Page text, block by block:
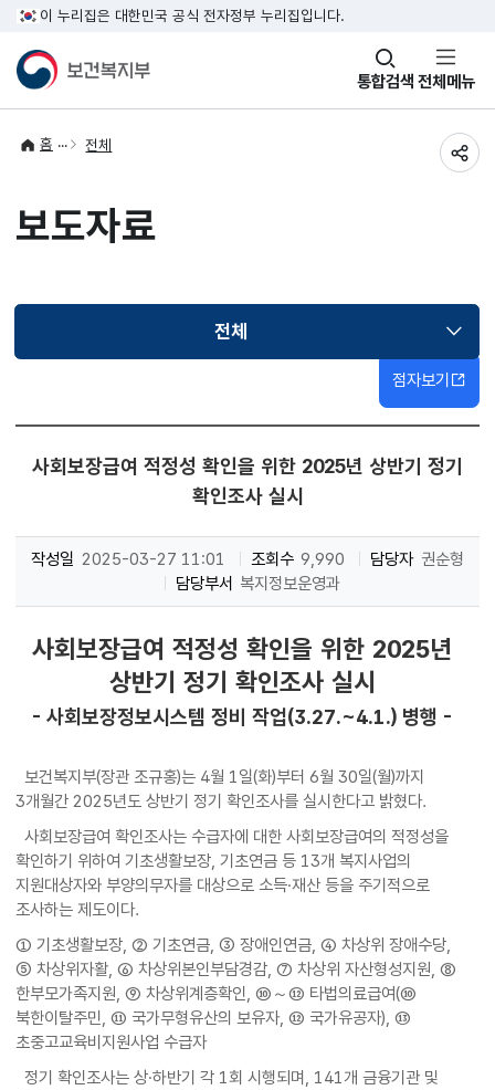
이 누리집은 대한민국 공식 전자정부 누리집입니다.
통합검색
창
열기 전체메뉴
홈 전체
보도자료
전체선택됨
점자보기
사회보장급여 적정성 확인을 위한 2025년 상반기 정기
확인조사 실시
작성일 2025-03-27 11:01 조회수 9,990 담당자 권순형
담당부서 복지정보운영과
사회보장급여 적정성 확인을 위한 2025년
상반기 정기 확인조사 실시
- 사회보장정보시스템 정비 작업(3.27.~4.1.) 병행 -
보건복지부(장관 조규홍)는 4월 1일(화)부터 6월 30일(월)까지
3개월간 2025년도 상반기 정기 확인조사를 실시한다고 밝혔다.
사회보장급여 확인조사는 수급자에 대한 사회보장급여의 적정성을
확인하기 위하여 기초생활보장, 기초연금 등 13개 복지사업의
지원대상자와 부양의무자를 대상으로 소득·재산 등을 주기적으로
조사하는 제도이다.
① 기초생활보장, ② 기초연금, ③ 장애인연금, ④ 차상위 장애수당,
⑤ 차상위자활, ⑥ 차상위본인부담경감, ⑦ 차상위 자산형성지원, ⑧
한부모가족지원, ⑨ 차상위계층확인, ⑩～⑫ 타법의료급여(⑩
북한이탈주민, ⑪ 국가무형유산의 보유자, ⑫ 국가유공자), ⑬
초중고교육비지원사업 수급자
정기 확인조사는 상·하반기 각 1회 시행되며, 141개 금융기관 및